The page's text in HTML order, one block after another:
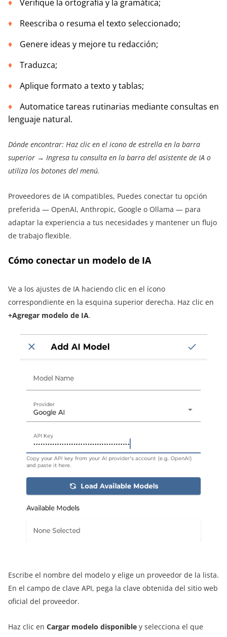
Verifique la ortografía y la gramática;
Reescriba o resuma el texto seleccionado;
Genere ideas y mejore tu redacción;
Traduzca;
Aplique formato a texto y tablas;
Automatice tareas rutinarias mediante consultas en
lenguaje natural.
Dónde encontrar: Haz clic en el icono de estrella en la barra
superior → Ingresa tu consulta en la barra del asistente de IA o
utiliza los botones del menú.
Proveedores de IA compatibles, Puedes conectar tu opción
preferida — OpenAI, Anthropic, Google o Ollama — para
adaptar la experiencia a tus necesidades y mantener un flujo
de trabajo flexible.
Cómo conectar un modelo de IA
Ve a los ajustes de IA haciendo clic en el ícono
correspondiente en la esquina superior derecha. Haz clic en
+Agregar modelo de IA.
Escribe el nombre del modelo y elige un proveedor de la lista.
En el campo de clave API, pega la clave obtenida del sitio web
oficial del proveedor.
Haz clic en Cargar modelo disponible y selecciona el que